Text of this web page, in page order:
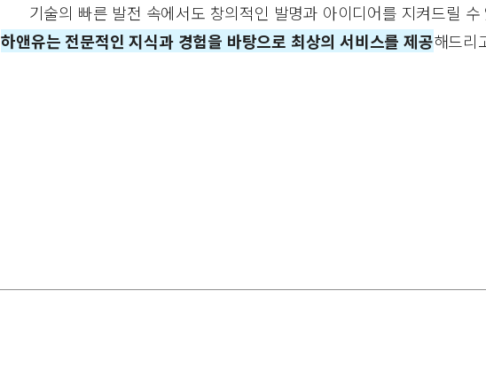
기술의 빠른 발전 속에서도 창의적인 발명과 아이디어를 지켜드릴 수
하앤유는 전문적인 지식과 경험을 바탕으로 최상의 서비스를 제공해드리